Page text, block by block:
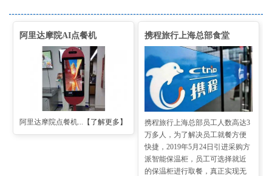
阿里达摩院AI点餐机
阿里达摩院点餐机... 【了解更多】
携程旅行上海总部食堂
携程旅行上海总部员工人数高达3
万多人，为了解决员工就餐方便
快捷，2019年5月24日引进采购方
派智能保温柜，员工可选择就近
的保温柜进行取餐，真正实现无